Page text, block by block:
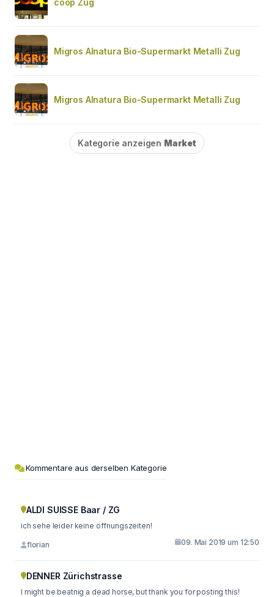
Migros Alnatura Bio-Supermarkt Metalli Zug
Migros Alnatura Bio-Supermarkt Metalli Zug
Kategorie anzeigen Market
Kommentare aus derselben Kategorie
ALDI SUISSE Baar / ZG
ich sehe leider keine öffnungszeiten!
florian 09. Mai 2019 um 12:50
DENNER Zürichstrasse
I might be beatnig a dead horse, but thank you for posting this!